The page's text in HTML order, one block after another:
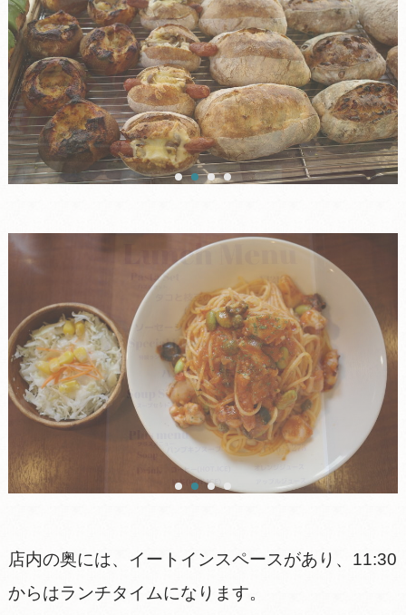
店内の奥には、イートインスペースがあり、11:30
からはランチタイムになります。